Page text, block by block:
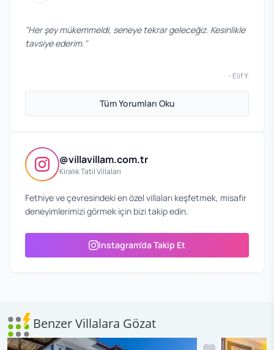
"Her şey mükemmeldi, seneye tekrar geleceğiz. Kesinlikle
tavsiye ederim. "
- Elif Y.
Tüm Yorumları Oku
@villavillam.com.tr
Kiralık Tatil Villaları
Fethiye ve çevresindeki en özel villaları keşfetmek, misafir
deneyimlerimizi görmek için bizi takip edin.
Instagram'da Takip Et
Benzer Villalara Gözat